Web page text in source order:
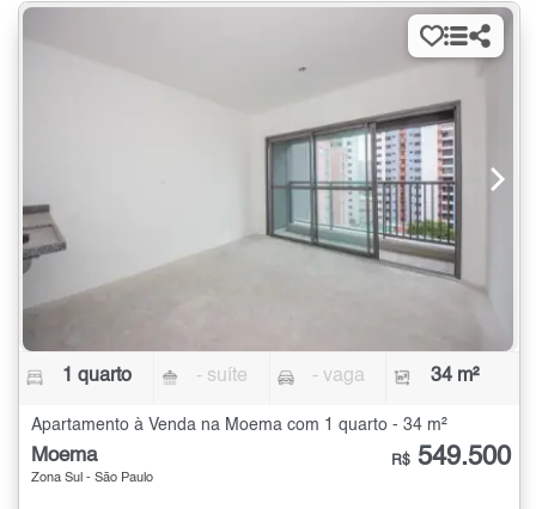
1 quarto - suíte - vaga 34 m²
Apartamento à Venda na Moema com 1 quarto - 34 m²
Moema
Zona Sul - São Paulo
R$ 549.500